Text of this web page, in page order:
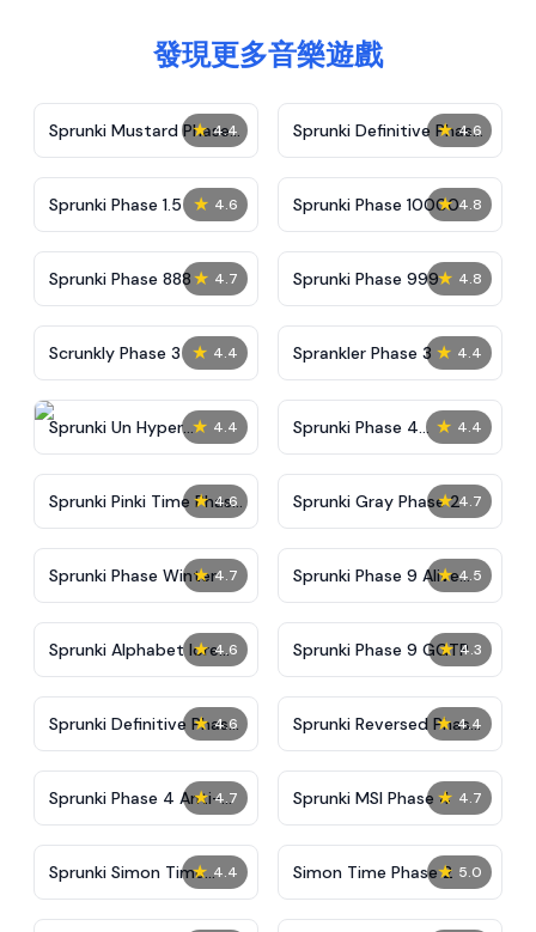
發現更多音樂遊戲
★ 4.4
Sprunki Mustard Phase
2
★ 4.6
Sprunki Definitive Phase
7
★ 4.6
Sprunki Phase 1.5 ★ 4.8
Sprunki Phase 10000
★ 4.7
Sprunki Phase 888 ★ 4.8
Sprunki Phase 999
★ 4.4
Scrunkly Phase 3 ★ 4.4
Sprankler Phase 3
★ 4.4
Sprunki Un Hyper
Shifted Phase 4
★ 4.4
Sprunki Phase 4
Alternate Edition
★ 4.6
Sprunki Pinki Time Phase
3
★ 4.7
Sprunki Gray Phase 2
★ 4.7
Sprunki Phase Winter ★ 4.5
Sprunki Phase 9 Alive
And Malediction
★ 4.6
Sprunki Alphabet lore
Arabic Phase 3
★ 4.3
Sprunki Phase 9 GGTP
★ 4.6
Sprunki Definitive Phase
9 New
★ 4.4
Sprunki Reversed Phase
3 Definitive
★ 4.7
Sprunki Phase 4 Anti-
Shifted
★ 4.7
Sprunki MSI Phase 4
★ 4.4
Sprunki Simon Time
Phase 2
★ 5.0
Simon Time Phase 2